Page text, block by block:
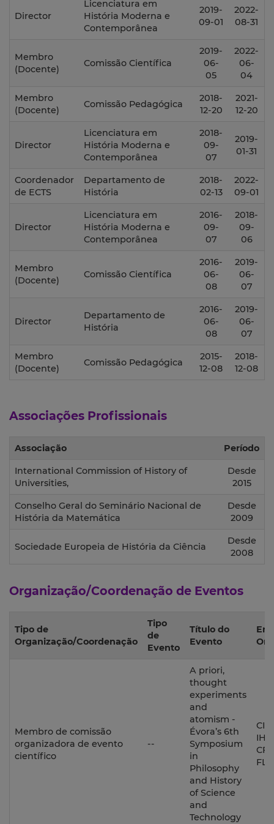
Director
Licenciatura em
História Moderna e
Contemporânea
2019-
09-01
2022-
08-31
Membro
(Docente)
Comissão Científica
2019-
06-
05
2022-
06-
04
Membro
(Docente)
Comissão Pedagógica
2018-
12-20
2021-
12-20
Director
Licenciatura em
História Moderna e
Contemporânea
2018-
09-
07
2019-
01-31
Coordenador
de ECTS
Departamento de
História
2018-
02-13
2022-
09-01
Director
Licenciatura em
História Moderna e
Contemporânea
2016-
09-
07
2018-
09-
06
Membro
(Docente)
Comissão Científica
2016-
06-
08
2019-
06-
07
Director
Departamento de
História
2016-
06-
08
2019-
06-
07
Membro
(Docente)
Comissão Pedagógica
2015-
12-08
2018-
12-08
Associações Profissionais
Associação Período
International Commission of History of
Universities,
Desde
2015
Conselho Geral do Seminário Nacional de
História da Matemática
Desde
2009
Sociedade Europeia de História da Ciência
Desde
2008
Organização/Coordenação de Eventos
Tipo de
Organização/Coordenação
Tipo
de
Evento
Título do
Evento
Membro de comissão
organizadora de evento
científico
--
A priori,
thought
experiments
and
atomism -
Évora’s 6th
Symposium
in
Philosophy
and History
of Science
and
Technology